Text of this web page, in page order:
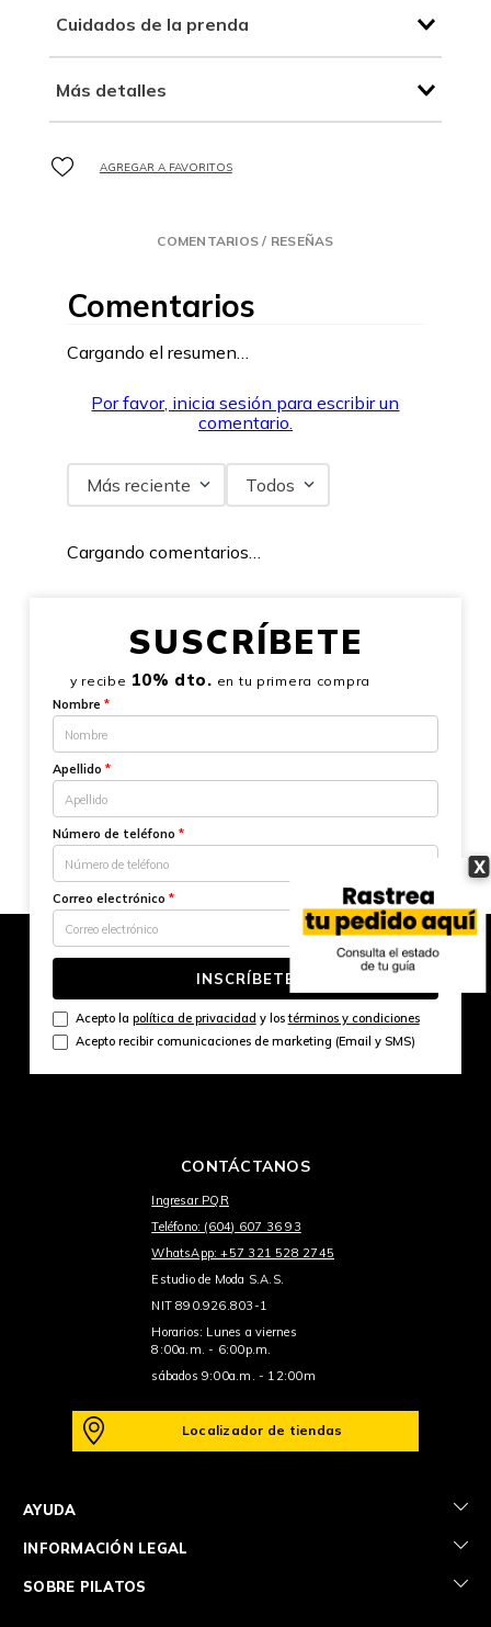
X
Cuidados de la prenda
Más detalles
COMENTARIOS / RESEÑAS
Comentarios
Cargando el resumen…
Por favor, inicia sesión para escribir un
comentario.
Más reciente Todos
Cargando comentarios…
SUSCRÍBETE
y recibe 10% dto. en tu primera compra
Nombre *
Apellido *
Número de teléfono *
Correo electrónico *
INSCRÍBETE
Acepto la política de privacidad y lostérminos y condiciones
Acepto recibir comunicaciones de marketing (Email y SMS)
CONTÁCTANOS
Ingresar PQR
Teléfono: (604) 607 36 93
WhatsApp: +57 321 528 2745
Estudio de Moda S.A.S.
NIT 890.926.803-1
Horarios: Lunes a viernes
8:00a.m. - 6:00p.m.
sábados 9:00a.m. - 12:00m
Localizador de tiendas
AYUDA +
INFORMACIÓN LEGAL +
SOBRE PILATOS +